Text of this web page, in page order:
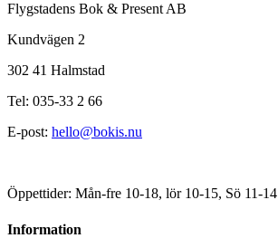
Flygstadens Bok & Present AB
Kundvägen 2
302 41 Halmstad
Tel: 035-33 2 66
E-post: hello@bokis.nu
Öppettider: Mån-fre 10-18, lör 10-15, Sö 11-14
Information